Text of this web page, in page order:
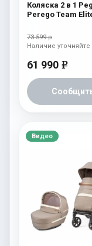
Коляска 2 в 1 Peg
Perego Team
73 599 р
61 990 e
Наличие уточняйте
Видео